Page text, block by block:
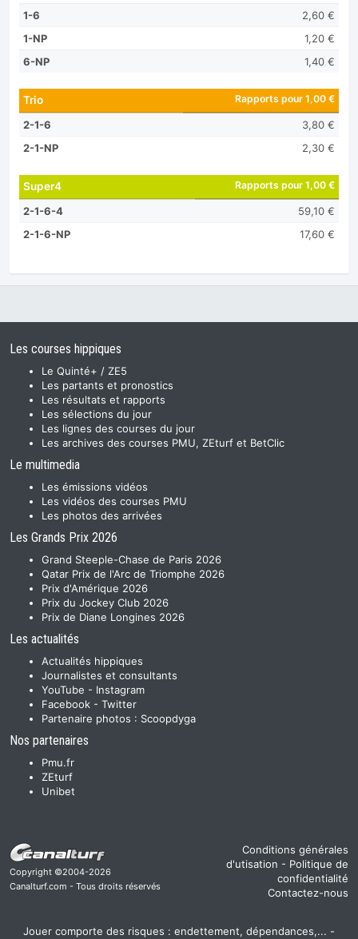
1-6
2,60 €
1-NP
1,20 €
6-NP
1,40 €
Trio Rapports pour 1,00 €
2-1-6
3,80 €
2-1-NP
2,30 €
Super4 Rapports pour 1,00 €
2-1-6-4
59,10 €
2-1-6-NP
17,60 €
Les courses hippiques
Le Quinté+ / ZE5
Les partants et pronostics
Les résultats et rapports
Les sélections du jour
Les lignes des courses du jour
Les archives des courses PMU, ZEturf et BetClic
Le multimedia
Les émissions vidéos
Les vidéos des courses PMU
Les photos des arrivées
Les Grands Prix 2026
Grand Steeple-Chase de Paris 2026
Qatar Prix de l'Arc de Triomphe 2026
Prix d'Amérique 2026
Prix du Jockey Club 2026
Prix de Diane Longines 2026
Les actualités
Actualités hippiques
Journalistes et consultants
YouTube - Instagram
Facebook - Twitter
Partenaire photos : Scoopdyga
Nos partenaires
Pmu.fr
ZEturf
Unibet
Copyright ©2004-2026
Canalturf.com - Tous droits réservés
Conditions générales
d'utisation - Politique de
confidentialité
Contactez-nous
Jouer comporte des risques : endettement, dépendances,... -